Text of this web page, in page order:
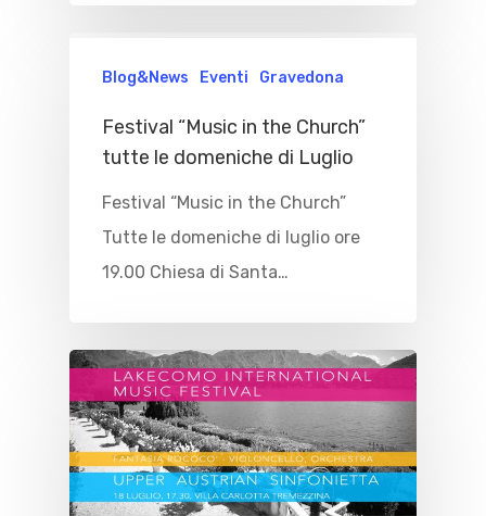
Blog&News Eventi Gravedona
Festival “Music in the Church”
tutte le domeniche di Luglio
Festival “Music in the Church”
Tutte le domeniche di luglio ore
19.00 Chiesa di Santa…